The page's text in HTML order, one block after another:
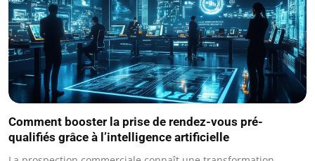
Comment booster la prise de rendez-vous pré-
qualifiés grâce à l’intelligence artificielle